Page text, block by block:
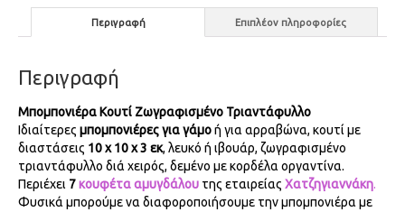
Περιγραφή Επιπλέον πληροφορίες
Περιγραφή
Μπομπονιέρα Κουτί Ζωγραφισμένο Τριαντάφυλλο
Ιδιαίτερες μπομπονιέρες για γάμοή για αρραβώνα, κουτί με
διαστάσεις 10 x 10 x 3 εκ, λευκό ή ιβουάρ, ζωγραφισμένο
τριαντάφυλλο διά χειρός, δεμένο με κορδέλα οργαντίνα.
Περιέχει 7κουφέτα αμυγδάλου της εταιρείας Χατζηγιαννάκη.
Φυσικά μπορούμε να διαφοροποιήσουμε την μπομπονιέρα με